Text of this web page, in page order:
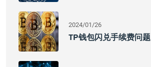
2024/01/26
TP钱包闪兑手续费问题